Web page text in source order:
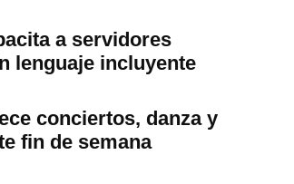
a servidores
lenguaje incluyente
conciertos, danza y
fin de semana